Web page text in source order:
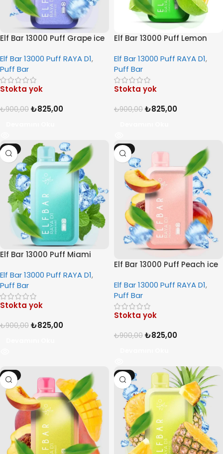
Elf Bar 13000 Puff Grape ice
Elf Bar 13000 Puff RAYA D1,
Puff Bar
Stokta yok
₺900,00 ₺825,00
Elf Bar 13000 Puff Lemon
Elf Bar 13000 Puff RAYA D1,
Puff Bar
Stokta yok
₺900,00 ₺825,00
-8%
Elf Bar 13000 Puff Miami
Elf Bar 13000 Puff RAYA D1,
Puff Bar
Stokta yok
₺900,00 ₺825,00
-8%
Elf Bar 13000 Puff Peach ice
Elf Bar 13000 Puff RAYA D1,
Puff Bar
Stokta yok
₺900,00 ₺825,00
-8% -8%